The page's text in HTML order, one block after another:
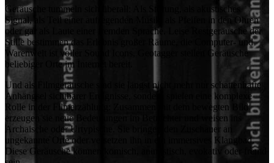
Geräusche tummeln sich überall: Als Störung, als akustisches
Signal, als Teil einer aufregenden Musik, als Pfeifen in den Ohren
oder gar als Laute einer fremden Sprache. Leise Restgeräusche der
Stille bestimmen das Erlebnis großer Räume, die Computer- und
Warenwelt ist voller Sound Icons, Geotagger stellen Geräusche
beliebiger Orte im Internet bereit.
Und als Filmgeräusche sind sie längst nicht mehr nur schattenhafte
Anhängsel sichtbarer Ereignisse, sondern spielen eine komplexe
Rolle in der Filmerzählung: Zusammen mit dem bewegten Bild
erzeugen sie neue Bedeutungen im Betrachter und weisen ins
Archaische oder Urtypische. Sie bringen den Zuschauer an
ungekannte Orte oder versetzen ihn in ein immersives Klangbad.
Diese Geräusche können komisch, animistisch, evokativ oder fremd